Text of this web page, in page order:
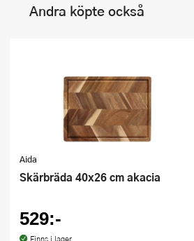
Andra köpte också
Aida
Skärbräda 40x26 cm akacia
529:-
Finns i lager